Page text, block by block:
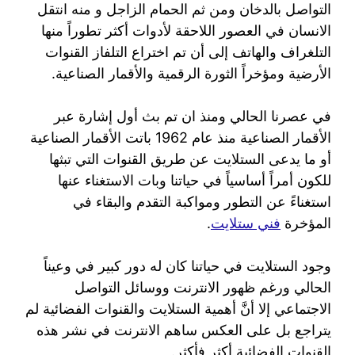
التواصل بالدخان ومن ثم الحمام الزاجل و منه انتقل
الانسان في العصور اللاحقة لأدوات أكثر تطوراً منها
التلغراف والهاتف إلى أن تم اختراع التلفاز القنوات
الأرضية ومؤخراً الثورة الرقمية والأقمار الصناعية.
في عصرنا الحالي ومنذ ان تم بث أول إشارة عبر
الأقمار الصناعية منذ عام 1962 باتت الأقمار الصناعية
أو ما يدعى الستلايت عن طريق القنوات التي تبثها
للكون أمراً أساسياً في حياتنا وبات الاستغناء عنها
استغناءً عن التطور ومواكبة التقدم والبقاء في
المؤخرة فني ستلايت.
وجود الستلايت في حياتنا كان له دور كبير في وعيناً
الحالي ورغم ظهور الانترنت ووسائل التواصل
الاجتماعي إلا أنَّ أهمية الستلايت والقنوات الفضائية لم
يتراجع بل على العكس ساهم الانترنت في نشر هذه
القنوات الفضائية أكثر فأكثر.